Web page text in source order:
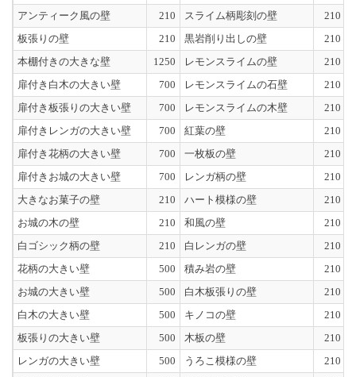
アンティーク風の壁 210 スライム柄彫刻の壁 210
板張りの壁
210 黒岩削り出しの壁 210
本棚付きの大きな壁
1250 レモンスライムの壁 210
扉付き白木の大きい壁
700 レモンスライムの石壁 210
扉付き板張りの大きい壁
700 レモンスライムの木壁 210
扉付きレンガの大きい壁
700 紅葉の壁 210
扉付き花柄の大きい壁
700 一枚板の壁 210
扉付きお城の大きい壁
700 レンガ柄の壁 210
大きなお菓子の壁
210 ハート模様の壁 210
お城の木の壁
210 和風の壁 210
白ゴシック柄の壁
210 白レンガの壁 210
花柄の大きい壁
500 積み岩の壁 210
お城の大きい壁
500 白木板張りの壁 210
白木の大きい壁
500 キノコの壁 210
板張りの大きい壁
500 木板の壁 210
レンガの大きい壁
500 うろこ模様の壁 210